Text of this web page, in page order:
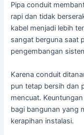
Pipa conduit
rapi dan tidak
kabel menjadi lebih
sangat berguna saat
pengembangan
Karena conduit
pun tetap bersih dan
mencuat.
bagi bangunan yang
kerapihan instalasi.